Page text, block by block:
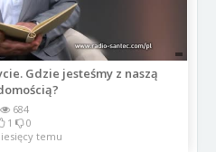
Gdzie jesteśmy z naszą
684
1
0
temu